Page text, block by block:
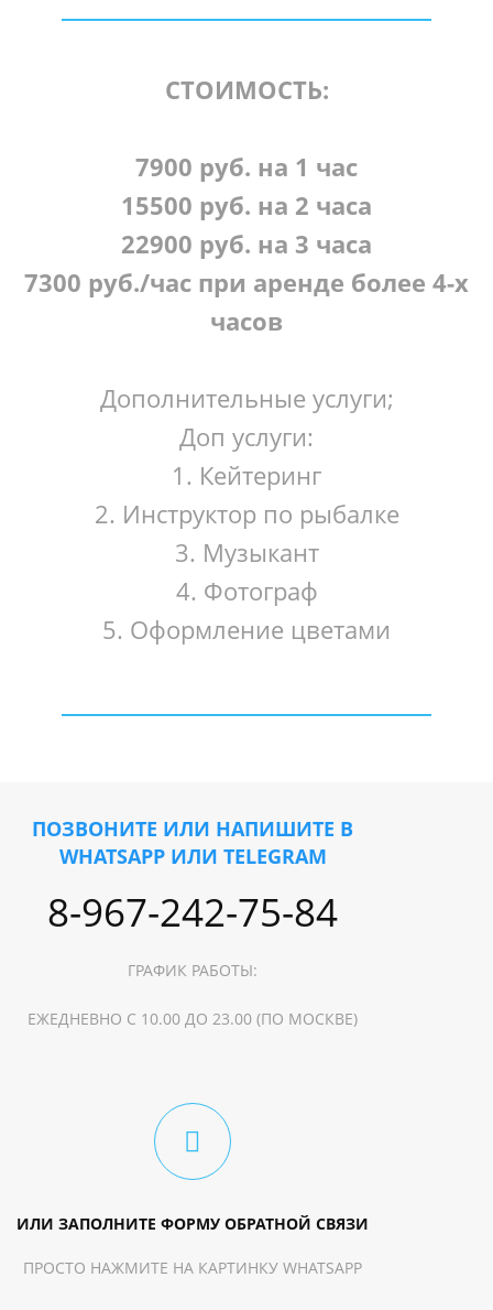
СТОИМОСТЬ:
7900 руб. на 1 час
15500 руб. на 2 часа
22900 руб. на 3 часа
7300 руб./час при аренде более 4-х
часов
Дополнительные услуги;
Доп услуги:
1. Кейтеринг
2. Инструктор по рыбалке
3. Музыкант
4. Фотограф
5. Оформление цветами
ПОЗВОНИТЕ ИЛИ НАПИШИТЕ В
WHATSAPP ИЛИ TELEGRAM
8-967-242-75-84
ГРАФИК РАБОТЫ:
ЕЖЕДНЕВНО С 10.00 ДО 23.00 (ПО МОСКВЕ)
ИЛИ ЗАПОЛНИТЕ ФОРМУ ОБРАТНОЙ СВЯЗИ
ПРОСТО НАЖМИТЕ НА КАРТИНКУ WHATSAPP